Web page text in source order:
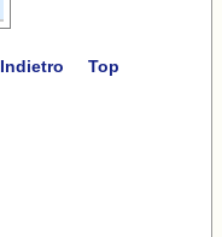
Indietro Top